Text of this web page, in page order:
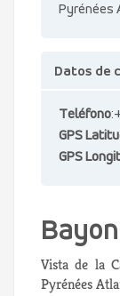
Pyrénées
Datos de
Teléfono
GPS
GPS
Vista de la
Pyrénées